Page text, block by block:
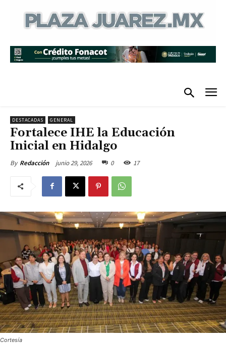
DESTACADAS GENERAL
Fortalece IHE la Educación
Inicial en Hidalgo
By Redacción junio 29, 2026 0 17
Cortesía